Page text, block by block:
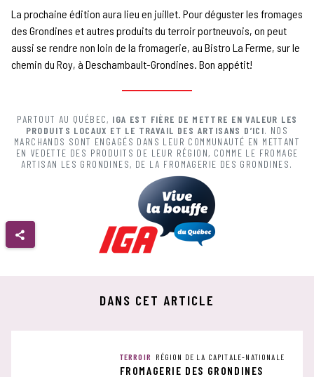
La prochaine édition aura lieu en juillet. Pour déguster les fromages
des Grondines et autres produits du terroir portneuvois, on peut
aussi se rendre non loin de la fromagerie, au Bistro La Ferme, sur le
chemin du Roy, à Deschambault-Grondines. Bon appétit!
PARTOUT AU QUÉBEC, IGA EST FIÈRE DE METTRE EN VALEUR LES
PRODUITS LOCAUX ET LE TRAVAIL DES ARTISANS D’ICI. NOS
MARCHANDS SONT ENGAGÉS DANS LEUR COMMUNAUTÉ EN METTANT
EN VEDETTE DES PRODUITS DE LEUR RÉGION, COMME LE FROMAGE
ARTISAN LES GRONDINES, DE LA FROMAGERIE DES GRONDINES.
DANS CET ARTICLE
TERROIR RÉGION DE LA CAPITALE-NATIONALE
FROMAGERIE DES GRONDINES